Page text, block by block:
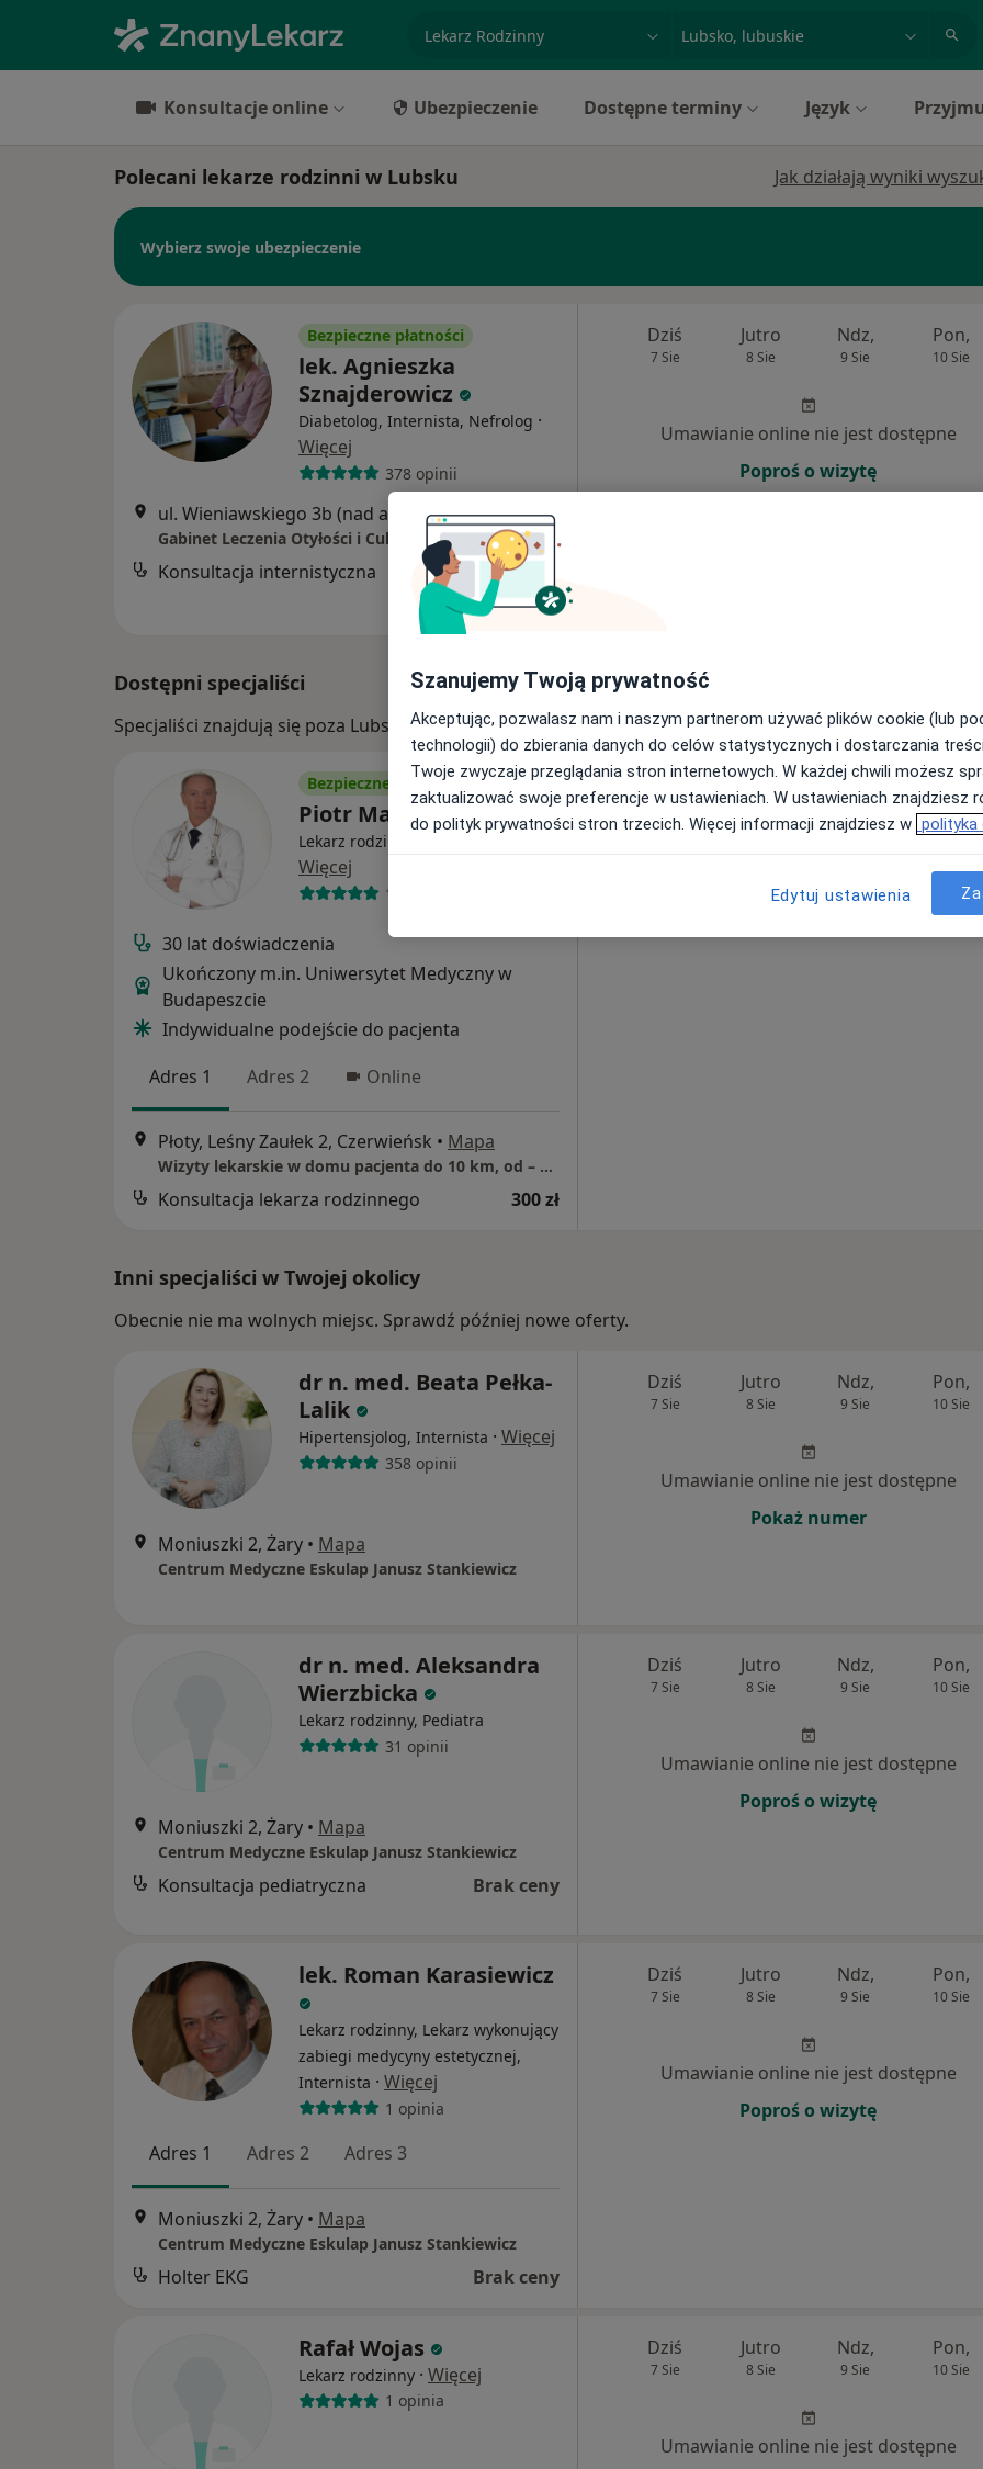
Konsultacje online Ubezpieczenie Dostępne terminy Język
Polecani lekarze rodzinni w Lubsku Jak działają wyniki
Wybierz swoje ubezpieczenie
Bezpieczne płatności
lek. Agnieszka
Sznajderowicz
Diabetolog, Internista, Nefrolog ·
Więcej
378 opinii
ul. Wieniawskiego 3b (nad apteką), Żary•Mapa
Gabinet Leczenia Otyłości i Cukrzycy Agnieszka Sznajderowicz
Konsultacja internistyczna od 270 zł
Dziś
7 Sie
Jutro
8 Sie
Ndz,
9 Sie
Pon,
10 Sie
Umawianie online nie jest dostępne
Poproś o wizytę
Dostępni specjaliści
Specjaliści znajdują się poza Lubsko, lubuskie, w obszarach bliskich Twojemu wyszukiwaniu.
Bezpieczne płatności
Piotr Matysik
Lekarz rodzinny, Internista
·
Więcej
1929 opinii
30 lat doświadczenia
Ukończony m.in. Uniwersytet Medyczny w
Budapeszcie
Indywidualne podejście do pacjenta
Adres 1
Adres 2 Online
Płoty, Leśny Zaułek 2, Czerwieńsk • Mapa
Wizyty lekarskie w domu pacjenta do 10 km, od – Płoty, Leśny Zaułek 2, Czerwieńsk
Konsultacja lekarza rodzinnego 300 zł
Dziś
7 Sie
Jutro
8 Sie
Ndz,
9 Sie
Pon,
10 Sie
Umawianie online nie jest dostępne
Inni specjaliści w Twojej okolicy
Obecnie nie ma wolnych miejsc. Sprawdź później nowe oferty.
dr n. med. Beata Pełka-
Lalik
Hipertensjolog, Internista · Więcej
358 opinii
Moniuszki 2, Żary • Mapa
Centrum Medyczne Eskulap Janusz Stankiewicz
Dziś
7 Sie
Jutro
8 Sie
Ndz,
9 Sie
Pon,
10 Sie
Umawianie online nie jest dostępne
Pokaż numer
dr n. med. Aleksandra
Wierzbicka
Lekarz rodzinny, Pediatra
31 opinii
Moniuszki 2, Żary • Mapa
Centrum Medyczne Eskulap Janusz Stankiewicz
Konsultacja pediatryczna Brak ceny
Dziś
7 Sie
Jutro
8 Sie
Ndz,
9 Sie
Pon,
10 Sie
Umawianie online nie jest dostępne
Poproś o wizytę
lek. Roman Karasiewicz
Lekarz rodzinny, Lekarz wykonujący
zabiegi medycyny estetycznej,
Internista · Więcej
1 opinia
Adres 1 Adres 2 Adres 3
Moniuszki 2, Żary • Mapa
Centrum Medyczne Eskulap Janusz Stankiewicz
Holter EKG Brak ceny
Dziś
7 Sie
Jutro
8 Sie
Ndz,
9 Sie
Pon,
10 Sie
Umawianie online nie jest dostępne
Poproś o wizytę
Rafał Wojas
Lekarz rodzinny · Więcej
1 opinia
Dziś
7 Sie
Jutro
8 Sie
Ndz,
9 Sie
Pon,
10 Sie
Umawianie online nie jest dostępne
Szanujemy Twoją prywatność
Akceptując, pozwalasz nam i naszym partnerom używać plików cookie (lub
technologii) do zbierania danych do celów statystycznych i dostarczania
Twoje zwyczaje przeglądania stron internetowych. W każdej chwili możesz
zaktualizować swoje preferencje w ustawieniach. W ustawieniach znajdziesz
do polityk prywatności stron trzecich. Więcej informacji znajdziesz w polityka
Edytuj ustawienia